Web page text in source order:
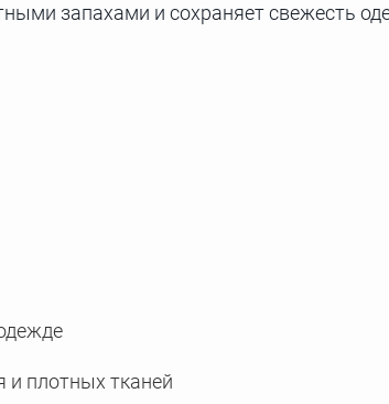
запахами и сохраняет свежесть
и плотных тканей